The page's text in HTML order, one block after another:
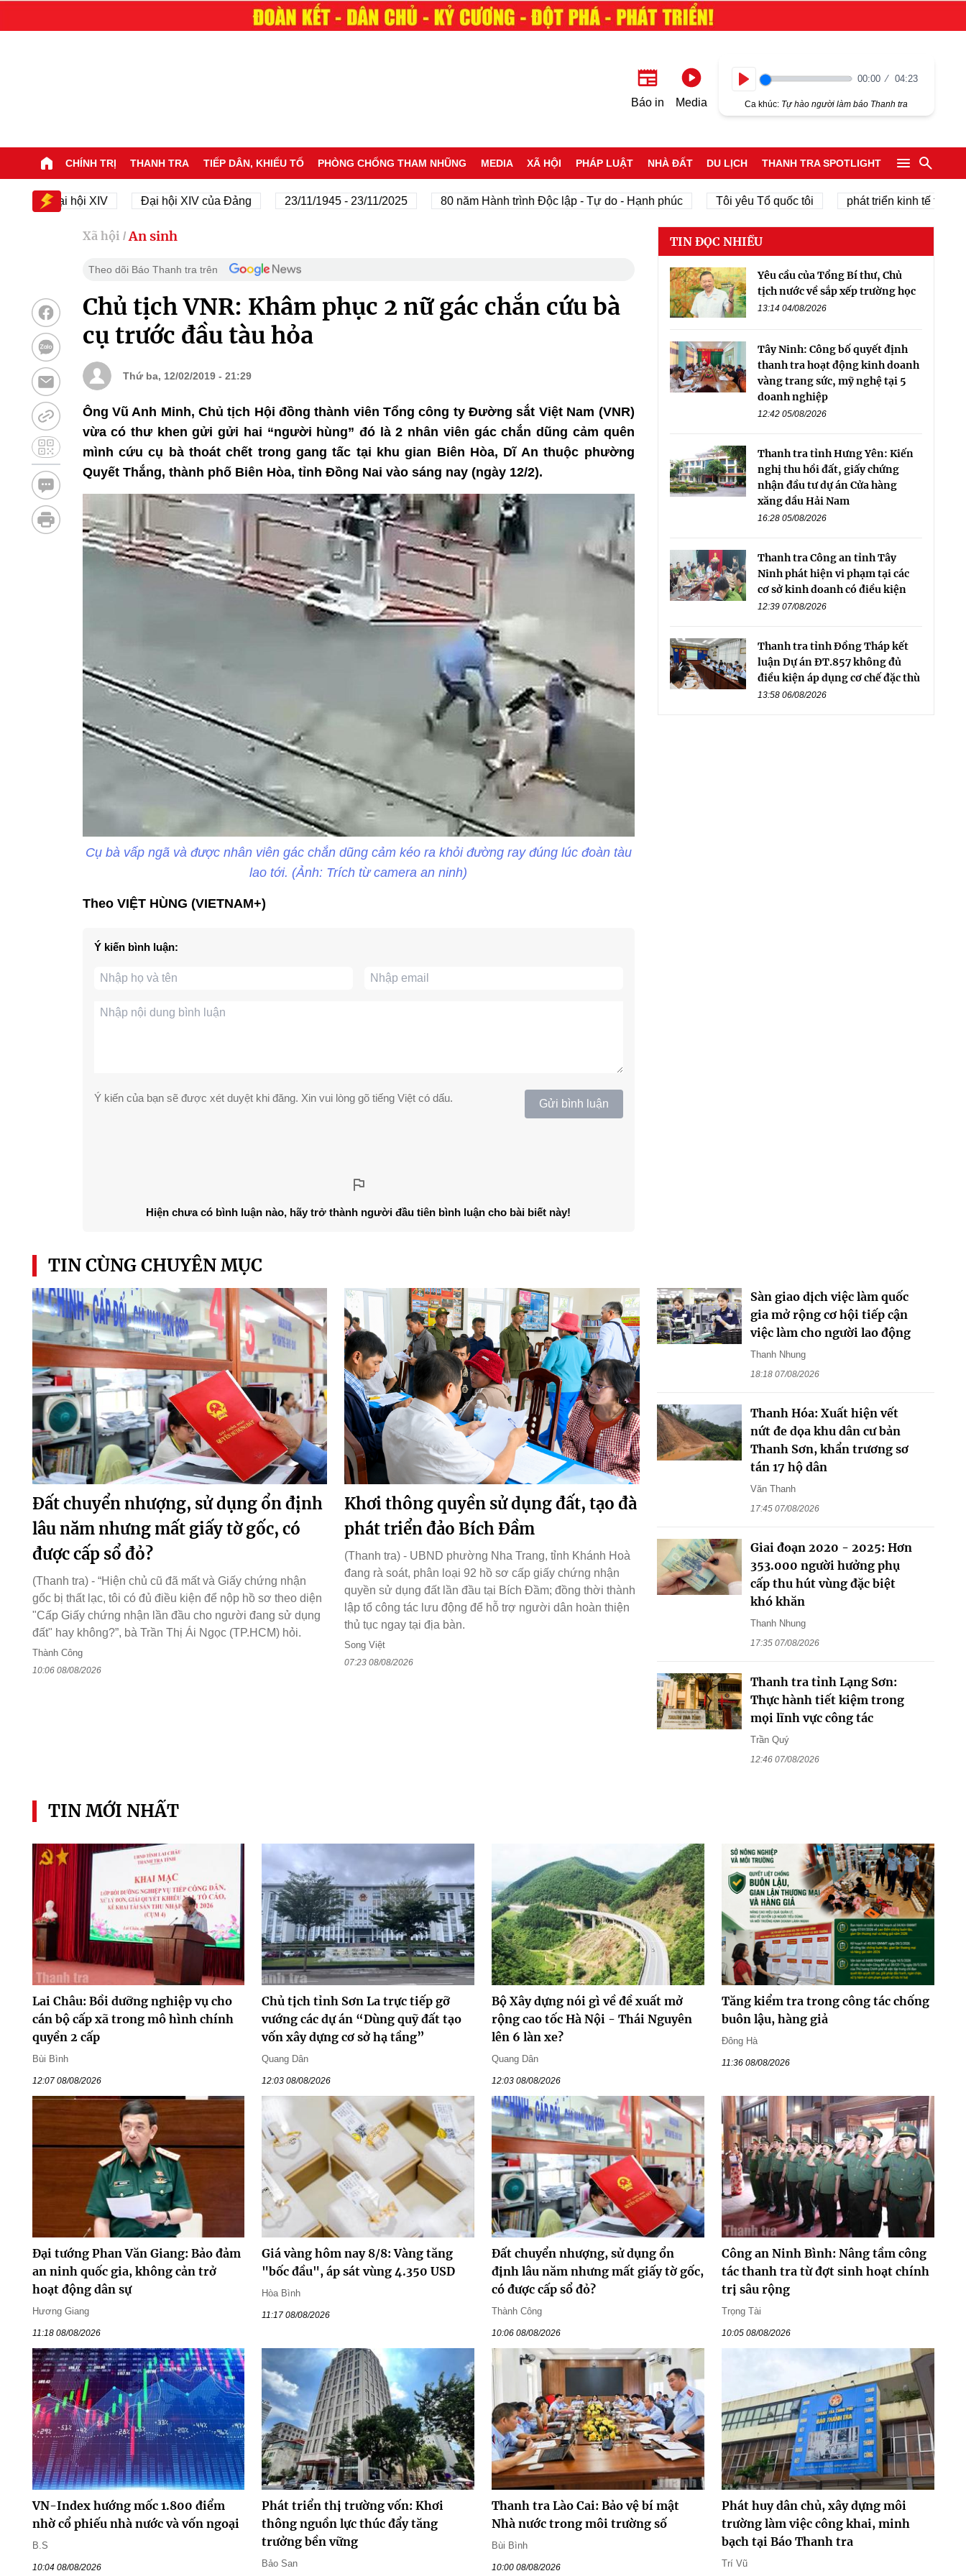
Báo in Media
00:00 04:23
Ca khúc: Tự hào người làm báo Thanh tra
CHÍNH TRỊ THANH TRA TIẾP DÂN, KHIẾU TỐ PHÒNG CHỐNG THAM NHŨNG MEDIA XÃ HỘI PHÁP LUẬT NHÀ ĐẤT DU LỊCH THANH TRA SPOTLIGHT
Đại hội XIV Đại hội XIV của Đảng 23/11/1945 - 23/11/2025 80 năm Hành trình Độc lập - Tự do - Hạnh phúc Tôi yêu Tổ quốc tôi phát triển kinh tế tư nhân
Xã hội / An sinh
Theo dõi Báo Thanh tra trên
Chủ tịch VNR: Khâm phục 2 nữ gác chắn cứu bà
cụ trước đầu tàu hỏa
Thứ ba, 12/02/2019 - 21:29
Ông Vũ Anh Minh, Chủ tịch Hội đồng thành viên Tổng công ty Đường sắt Việt Nam (VNR)
vừa có thư khen gửi gửi hai “người hùng” đó là 2 nhân viên gác chắn dũng cảm quên
mình cứu cụ bà thoát chết trong gang tấc tại khu gian Biên Hòa, Dĩ An thuộc phường
Quyết Thắng, thành phố Biên Hòa, tỉnh Đồng Nai vào sáng nay (ngày 12/2).
Cụ bà vấp ngã và được nhân viên gác chắn dũng cảm kéo ra khỏi đường ray đúng lúc đoàn tàu
lao tới. (Ảnh: Trích từ camera an ninh)
Theo VIỆT HÙNG (VIETNAM+)
Ý kiến bình luận:
Ý kiến của bạn sẽ được xét duyệt khi đăng. Xin vui lòng gõ tiếng Việt có dấu. Gửi bình luận
Hiện chưa có bình luận nào, hãy trở thành người đầu tiên bình luận cho bài biết này!
TIN ĐỌC NHIỀU
Yêu cầu của Tổng Bí thư, Chủ
tịch nước về sắp xếp trường học
13:14 04/08/2026
Tây Ninh: Công bố quyết định
thanh tra hoạt động kinh doanh
vàng trang sức, mỹ nghệ tại 5
doanh nghiệp
12:42 05/08/2026
Thanh tra tỉnh Hưng Yên: Kiến
nghị thu hồi đất, giấy chứng
nhận đầu tư dự án Cửa hàng
xăng dầu Hải Nam
16:28 05/08/2026
Thanh tra Công an tỉnh Tây
Ninh phát hiện vi phạm tại các
cơ sở kinh doanh có điều kiện
12:39 07/08/2026
Thanh tra tỉnh Đồng Tháp kết
luận Dự án ĐT.857 không đủ
điều kiện áp dụng cơ chế đặc thù
13:58 06/08/2026
TIN CÙNG CHUYÊN MỤC
Đất chuyển nhượng, sử dụng ổn định
lâu năm nhưng mất giấy tờ gốc, có
được cấp sổ đỏ?
(Thanh tra) - “Hiện chủ cũ đã mất và Giấy chứng nhận
gốc bị thất lạc, tôi có đủ điều kiện để nộp hồ sơ theo diện
"Cấp Giấy chứng nhận lần đầu cho người đang sử dụng
đất" hay không?”, bà Trần Thị Ái Ngọc (TP.HCM) hỏi.
Thành Công
10:06 08/08/2026
Khơi thông quyền sử dụng đất, tạo đà
phát triển đảo Bích Đầm
(Thanh tra) - UBND phường Nha Trang, tỉnh Khánh Hoà
đang rà soát, phân loại 92 hồ sơ cấp giấy chứng nhận
quyền sử dụng đất lần đầu tại Bích Đầm; đồng thời thành
lập tổ công tác lưu động để hỗ trợ người dân hoàn thiện
thủ tục ngay tại địa bàn.
Song Việt
07:23 08/08/2026
Sàn giao dịch việc làm quốc
gia mở rộng cơ hội tiếp cận
việc làm cho người lao động
Thanh Nhung
18:18 07/08/2026
Thanh Hóa: Xuất hiện vết
nứt đe dọa khu dân cư bản
Thanh Sơn, khẩn trương sơ
tán 17 hộ dân
Văn Thanh
17:45 07/08/2026
Giai đoạn 2020 - 2025: Hơn
353.000 người hưởng phụ
cấp thu hút vùng đặc biệt
khó khăn
Thanh Nhung
17:35 07/08/2026
Thanh tra tỉnh Lạng Sơn:
Thực hành tiết kiệm trong
mọi lĩnh vực công tác
Trần Quý
12:46 07/08/2026
TIN MỚI NHẤT
Lai Châu: Bồi dưỡng nghiệp vụ cho
cán bộ cấp xã trong mô hình chính
quyền 2 cấp
Bùi Bình
12:07 08/08/2026
Chủ tịch tỉnh Sơn La trực tiếp gỡ
vướng các dự án “Dùng quỹ đất tạo
vốn xây dựng cơ sở hạ tầng”
Quang Dân
12:03 08/08/2026
Bộ Xây dựng nói gì về đề xuất mở
rộng cao tốc Hà Nội - Thái Nguyên
lên 6 làn xe?
Quang Dân
12:03 08/08/2026
Tăng kiểm tra trong công tác chống
buôn lậu, hàng giả
Đông Hà
11:36 08/08/2026
Đại tướng Phan Văn Giang: Bảo đảm
an ninh quốc gia, không cản trở
hoạt động dân sự
Hương Giang
11:18 08/08/2026
Giá vàng hôm nay 8/8: Vàng tăng
"bốc đầu", áp sát vùng 4.350 USD
Hòa Bình
11:17 08/08/2026
Đất chuyển nhượng, sử dụng ổn
định lâu năm nhưng mất giấy tờ gốc,
có được cấp sổ đỏ?
Thành Công
10:06 08/08/2026
Công an Ninh Bình: Nâng tầm công
tác thanh tra từ đợt sinh hoạt chính
trị sâu rộng
Trọng Tài
10:05 08/08/2026
VN-Index hướng mốc 1.800 điểm
nhờ cổ phiếu nhà nước và vốn ngoại
B.S
10:04 08/08/2026
Phát triển thị trường vốn: Khơi
thông nguồn lực thúc đẩy tăng
trưởng bền vững
Bảo San
Thanh tra Lào Cai: Bảo vệ bí mật
Nhà nước trong môi trường số
Bùi Bình
10:00 08/08/2026
Phát huy dân chủ, xây dựng môi
trường làm việc công khai, minh
bạch tại Báo Thanh tra
Trí Vũ